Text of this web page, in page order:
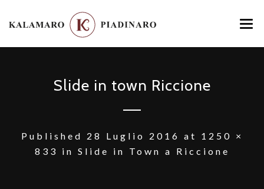
GALLERY
Slide in town Riccione
Published 28 Luglio 2016 at 1250 ×
833
in Slide in Town a Riccione